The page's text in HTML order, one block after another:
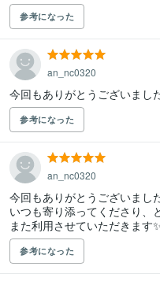
参考になった
an_nc0320
参考になった
an_nc0320
今回もありがとうございまし
いつも寄り添ってくださり
また利用させていただきます
参考になった